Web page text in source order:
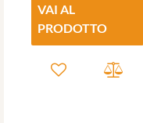
VAI AL
PRODOTTO